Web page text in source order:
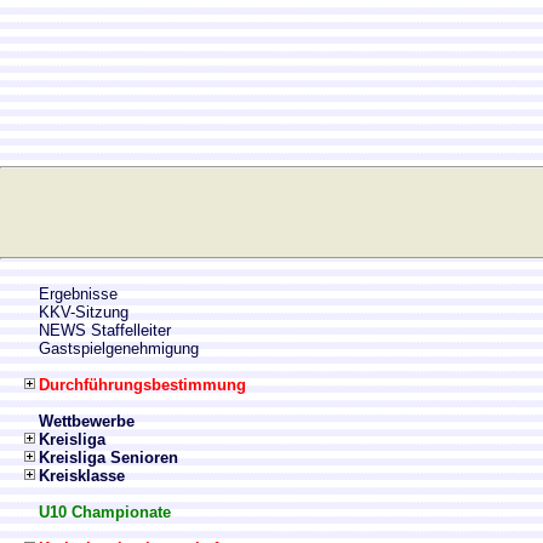
Ergebnisse
KKV-Sitzung
NEWS Staffelleiter
Gastspielgenehmigung
Durchführungsbestimmung
Wettbewerbe
Kreisliga
Kreisliga Senioren
Kreisklasse
U10 Championate